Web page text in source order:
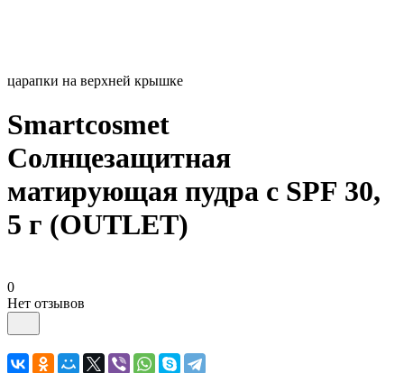
царапки на верхней крышке
Smartcosmet
Солнцезащитная
матирующая пудра с SPF 30,
5 г (OUTLET)
0
Нет отзывов